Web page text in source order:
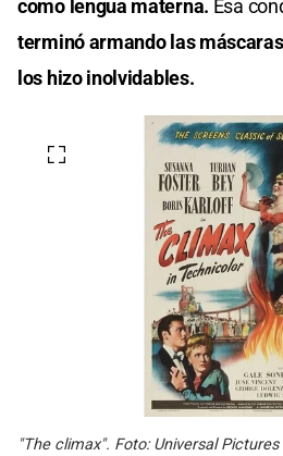
como lengua materna. Esa
terminó armando las
los hizo inolvidables.
"The climax". Foto: Universal Pictures